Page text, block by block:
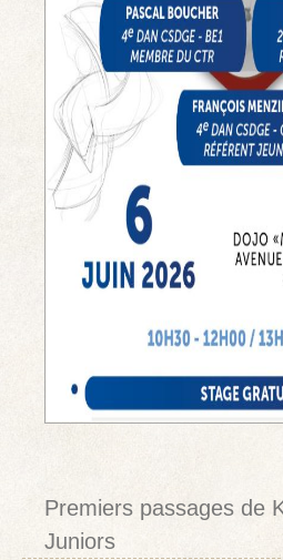
Premiers passages de
Juniors